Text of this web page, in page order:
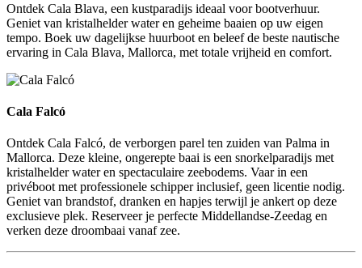
Ontdek Cala Blava, een kustparadijs ideaal voor bootverhuur.
Geniet van kristalhelder water en geheime baaien op uw eigen
tempo. Boek uw dagelijkse huurboot en beleef de beste nautische
ervaring in Cala Blava, Mallorca, met totale vrijheid en comfort.
Cala Falcó
Cala Falcó
Ontdek Cala Falcó, de verborgen parel ten zuiden van Palma in
Mallorca. Deze kleine, ongerepte baai is een snorkelparadijs met
kristalhelder water en spectaculaire zeebodems. Vaar in een
privéboot met professionele schipper inclusief, geen licentie nodig.
Geniet van brandstof, dranken en hapjes terwijl je ankert op deze
exclusieve plek. Reserveer je perfecte Middellandse-Zeedag en
verken deze droombaai vanaf zee.